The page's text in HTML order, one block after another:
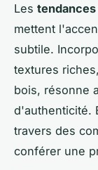
Les
mettent
subtile.
textures
bois, résonne
d'authenticité.
travers des
conférer une